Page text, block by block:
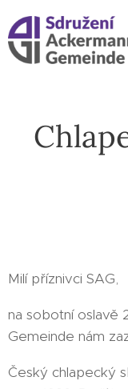
Milí příznivci SAG,
na sobotní oslavě
Gemeinde nám
Český chlapecký